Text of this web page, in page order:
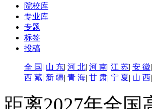
院校库
专业库
专题
标签
投稿
全 国| 山 东| 河 北| 河 南| 江 苏| 安 徽|
西 藏| 新 疆| 青 海| 甘 肃| 宁 夏| 山 西|
距离2027年全国